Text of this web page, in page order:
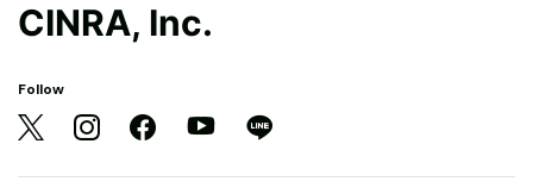
CINRA, Inc.
Follow